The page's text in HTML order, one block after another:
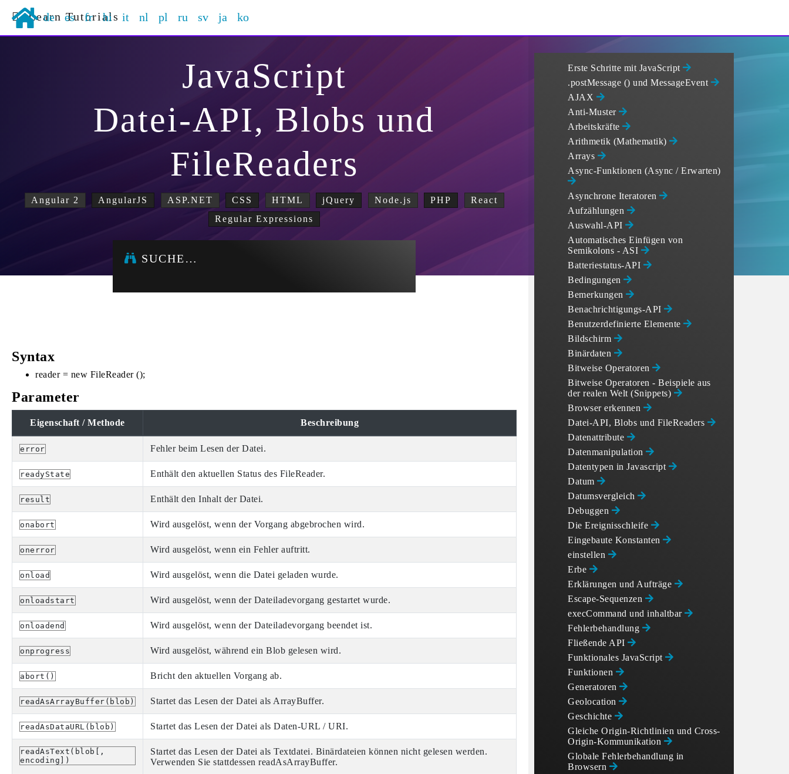
Learn Tutorials
de es fr hi it nl pl ru sv ja ko
JavaScript
Datei-API, Blobs und
FileReaders
Angular 2 AngularJS ASP.NET CSS HTML jQuery Node.js PHP
React
Regular Expressions
SUCHE…
Syntax
reader = new FileReader ();
Parameter
Eigenschaft / Methode Beschreibung
error Fehler beim Lesen der Datei.
readyState Enthält den aktuellen Status des FileReader.
result Enthält den Inhalt der Datei.
onabort Wird ausgelöst, wenn der Vorgang abgebrochen wird.
onerror Wird ausgelöst, wenn ein Fehler auftritt.
onload Wird ausgelöst, wenn die Datei geladen wurde.
onloadstart Wird ausgelöst, wenn der Dateiladevorgang gestartet wurde.
onloadend Wird ausgelöst, wenn der Dateiladevorgang beendet ist.
onprogress Wird ausgelöst, während ein Blob gelesen wird.
abort() Bricht den aktuellen Vorgang ab.
readAsArrayBuffer(blob) Startet das Lesen der Datei als ArrayBuffer.
readAsDataURL(blob) Startet das Lesen der Datei als Daten-URL / URI.
readAsText(blob[,
encoding])
Startet das Lesen der Datei als Textdatei. Binärdateien können nicht gelesen werden.
Verwenden Sie stattdessen readAsArrayBuffer.
Erste Schritte mit JavaScript
.postMessage () und MessageEvent
AJAX
Anti-Muster
Arbeitskräfte
Arithmetik (Mathematik)
Arrays
Async-Funktionen (Async / Erwarten)
Asynchrone Iteratoren
Aufzählungen
Auswahl-API
Automatisches Einfügen von
Semikolons - ASI
Batteriestatus-API
Bedingungen
Bemerkungen
Benachrichtigungs-API
Benutzerdefinierte Elemente
Bildschirm
Binärdaten
Bitweise Operatoren
Bitweise Operatoren - Beispiele aus
der realen Welt (Snippets)
Browser erkennen
Datei-API, Blobs und FileReaders
Datenattribute
Datenmanipulation
Datentypen in Javascript
Datum
Datumsvergleich
Debuggen
Die Ereignisschleife
Eingebaute Konstanten
einstellen
Erbe
Erklärungen und Aufträge
Escape-Sequenzen
execCommand und inhaltbar
Fehlerbehandlung
Fließende API
Funktionales JavaScript
Funktionen
Generatoren
Geolocation
Geschichte
Gleiche Origin-Richtlinien und Cross-
Origin-Kommunikation
Globale Fehlerbehandlung in
Browsern